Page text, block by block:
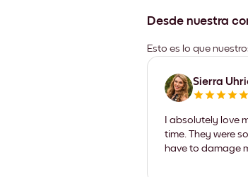
Desde nuestra
Esto es lo que
Sierra
I absolutely love
time. They were
have to damage